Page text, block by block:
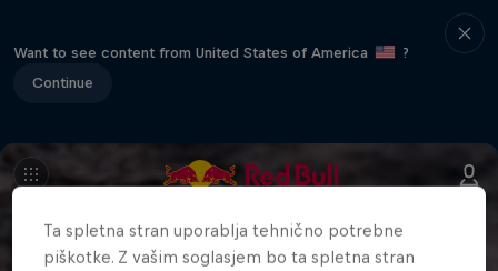
Want to see content from United States of America
?
Continue
Ta spletna stran uporablja tehnično potrebne
piškotke. Z vašim soglasjem bo ta spletna stran